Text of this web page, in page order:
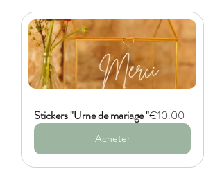
Stickers "Urne de mariage "€10.00
Acheter